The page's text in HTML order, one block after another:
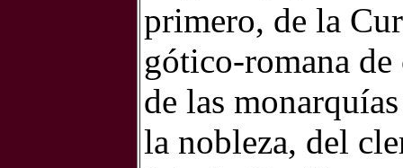
primero, de la
gótico-romana
de las
la nobleza, del